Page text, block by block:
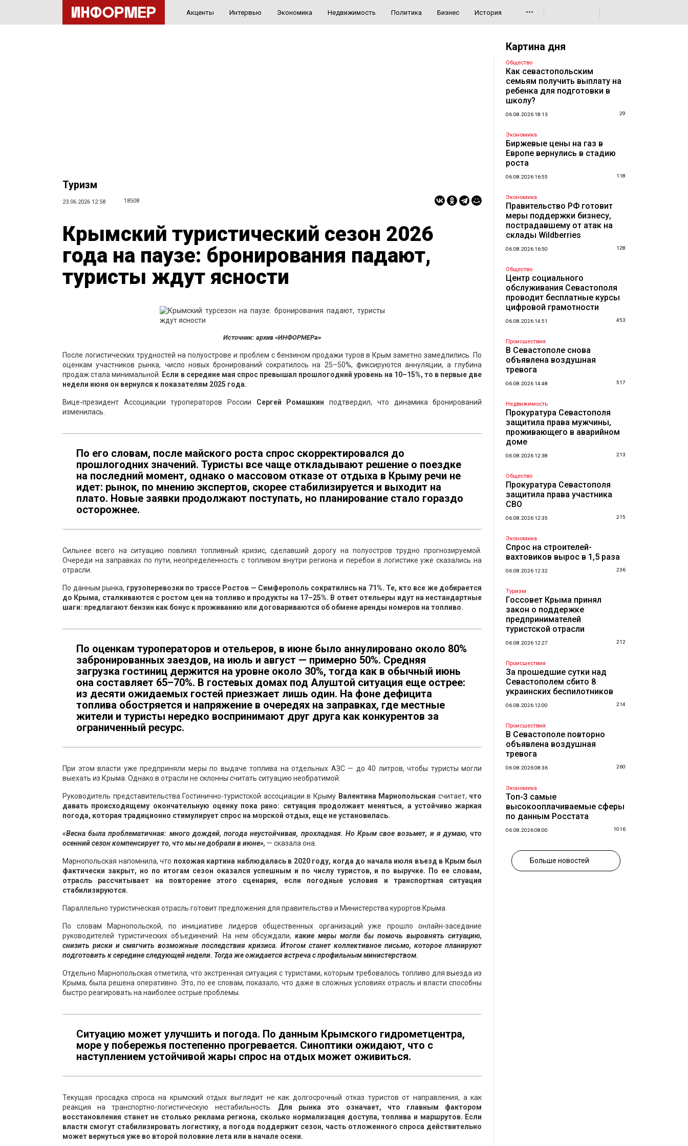
Акценты Интервью Экономика Недвижимость Политика Бизнес История •••
Туризм
23.06.2026 12:58 18508
Крымский туристический сезон 2026
года на паузе: бронирования падают,
туристы ждут ясности
Источник: архив «ИНФОРМЕРа»
После логистических трудностей на полуострове и проблем с бензином продажи туров в Крым заметно замедлились. По
оценкам участников рынка, число новых бронирований сократилось на 25–50%, фиксируются аннуляции, а глубина
продаж стала минимальной.
Если в середине мая спрос превышал прошлогодний уровень на 10–15%, то в первые две
недели июня он вернулся к показателям 2025 года.
Вице-президент Ассоциации туроператоров России Сергей Ромашкин подтвердил, что динамика бронирований
изменилась.
По его словам, после майского роста спрос скорректировался до
прошлогодних значений. Туристы все чаще откладывают решение о поездке
на последний момент, однако о массовом отказе от отдыха в Крыму речи не
идет: рынок, по мнению экспертов, скорее стабилизируется и выходит на
плато. Новые заявки продолжают поступать, но планирование стало гораздо
осторожнее.
Сильнее всего на ситуацию повлиял топливный кризис, сделавший дорогу на полуостров трудно прогнозируемой.
Очереди на заправках по пути, неопределенность с топливом внутри региона и перебои в логистике уже сказались на
отрасли.
По данным рынка, грузоперевозки по трассе Ростов — Симферополь сократились на 71%. Те, кто все же добирается
до Крыма, сталкиваются с ростом цен на топливо и продукты на 17–25%. В ответ отельеры идут на нестандартные
шаги: предлагают бензин как бонус к проживанию или договариваются об обмене аренды номеров на топливо.
По оценкам туроператоров и отельеров, в июне было аннулировано около 80%
забронированных заездов, на июль и август — примерно 50%. Средняя
загрузка гостиниц держится на уровне около 30%, тогда как в обычный июнь
она составляет 65–70%. В гостевых домах под Алуштой ситуация еще острее:
из десяти ожидаемых гостей приезжает лишь один. На фоне дефицита
топлива обостряется и напряжение в очередях на заправках, где местные
жители и туристы нередко воспринимают друг друга как конкурентов за
ограниченный ресурс.
При этом власти уже предприняли меры по выдаче топлива на отдельных АЗС — до 40 литров, чтобы туристы могли
выехать из Крыма. Однако в отрасли не склонны считать ситуацию необратимой.
Руководитель представительства Гостинично-туристской ассоциации в Крыму Валентина Марнопольская считает, что
давать происходящему окончательную оценку пока рано: ситуация продолжает меняться, а устойчиво жаркая
погода, которая традиционно стимулирует спрос на морской отдых, еще не установилась.
«Весна была проблематичная: много дождей, погода неустойчивая, прохладная. Но Крым свое возьмет, и я думаю, что
осенний сезон компенсирует то, что мы не добрали в июне», — сказала она.
Марнопольская напомнила, что похожая картина наблюдалась в 2020 году, когда до начала июля въезд в Крым был
фактически закрыт, но по итогам сезон оказался успешным и по числу туристов, и по выручке. По ее словам,
отрасль рассчитывает на повторение этого сценария, если погодные условия и транспортная ситуация
стабилизируются.
Параллельно туристическая отрасль готовит предложения для правительства и Министерства курортов Крыма.
По словам Марнопольской, по инициативе лидеров общественных организаций уже прошло онлайн-заседание
руководителей туристических объединений. На нем обсуждали,какие меры могли бы помочь выровнять ситуацию,
снизить риски и смягчить возможные последствия кризиса. Итогом станет коллективное письмо, которое планируют
подготовить к середине следующей недели. Тогда же ожидается встреча с профильным министерством.
Отдельно Марнопольская отметила, что экстренная ситуация с туристами, которым требовалось топливо для выезда из
Крыма, была решена оперативно. Это, по ее словам, показало, что даже в сложных условиях отрасль и власти способны
быстро реагировать на наиболее острые проблемы.
Ситуацию может улучшить и погода. По данным Крымского гидрометцентра,
море у побережья постепенно прогревается. Синоптики ожидают, что с
наступлением устойчивой жары спрос на отдых может оживиться.
Текущая просадка спроса на крымский отдых выглядит не как долгосрочный отказ туристов от направления, а как
реакция на транспортно-логистическую нестабильность.
Для рынка это означает, что главным фактором
восстановления станет не столько реклама региона, сколько нормализация доступа, топлива и маршрутов. Если
власти смогут стабилизировать логистику, а погода поддержит сезон, часть отложенного спроса действительно
может вернуться уже во второй половине лета или в начале осени.
Картина дня
Общество
Как севастопольским
семьям получить выплату на
ребенка для подготовки в
школу?
06.08.2026 18:13 29
Экономика
Биржевые цены на газ в
Европе вернулись в стадию
роста
06.08.2026 16:55 118
Экономика
Правительство РФ готовит
меры поддержки бизнесу,
пострадавшему от атак на
склады Wildberries
06.08.2026 16:50 128
Общество
Центр социального
обслуживания Севастополя
проводит бесплатные курсы
цифровой грамотности
06.08.2026 14:51 453
Происшествия
В Севастополе снова
объявлена воздушная
тревога
06.08.2026 14:48 517
Недвижимость
Прокуратура Севастополя
защитила права мужчины,
проживающего в аварийном
доме
06.08.2026 12:38 213
Общество
Прокуратура Севастополя
защитила права участника
СВО
06.08.2026 12:35 215
Экономика
Спрос на строителей-
вахтовиков вырос в 1,5 раза
06.08.2026 12:32 236
Туризм
Госсовет Крыма принял
закон о поддержке
предпринимателей
туристской отрасли
06.08.2026 12:27 212
Происшествия
За прошедшие сутки над
Севастополем сбито 8
украинских беспилотников
06.08.2026 12:00 214
Происшествия
В Севастополе повторно
объявлена воздушная
тревога
06.08.2026 08:36 260
Экономика
Топ-3 самые
высокооплачиваемые сферы
по данным Росстата
06.08.2026 08:00 1016
Больше новостей